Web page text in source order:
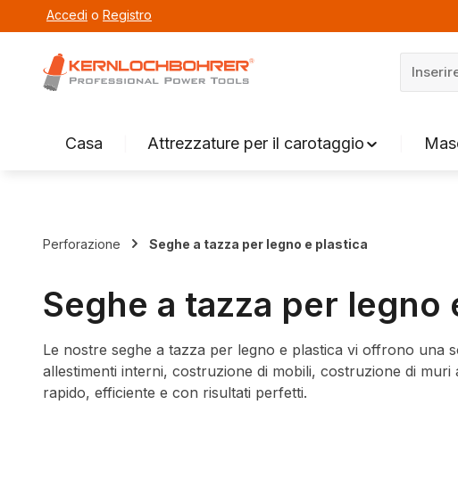
Vai alla navigazione principale
Accedi o Registro
Casa Attrezzature per il carotaggio
Perforazione Seghe a tazza per legno e plastica
Seghe a tazza per legno
Le nostre seghe a tazza per legno e plastica vi offrono una
allestimenti interni, costruzione di mobili, costruzione di
rapido, efficiente e con risultati perfetti.